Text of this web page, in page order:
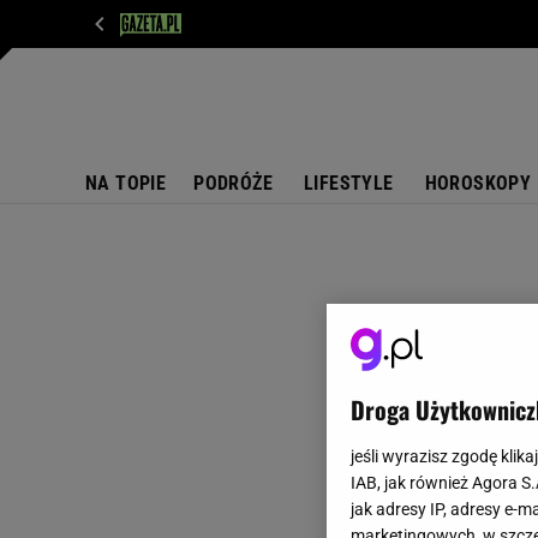
NA TOPIE PODRÓŻE LIFESTYLE HOROSKOPY
Droga
jeśli wyrazisz zgodę
IAB, jak również Agora
jak adresy IP, adresy e-